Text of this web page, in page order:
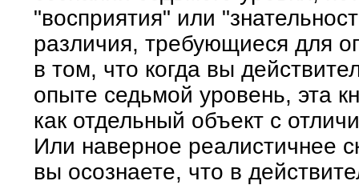
"восприятия" или
различия, требующиеся для
в том, что когда вы
опыте седьмой уровень, эта
как отдельный объект с
Или наверное реалистичнее
вы осознаете, что в